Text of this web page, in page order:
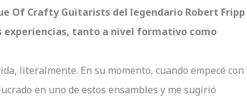
Of Crafty Guitarists del legendario Robert Fripp
experiencias, tanto a nivel formativo como
literalmente. En su momento, cuando empecé con
en uno de estos ensambles y me sugirió